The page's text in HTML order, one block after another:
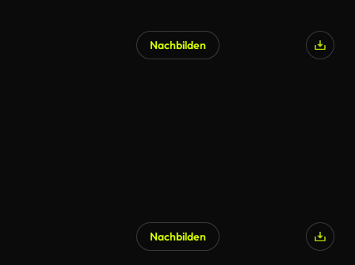
Nachbilden
Nachbilden